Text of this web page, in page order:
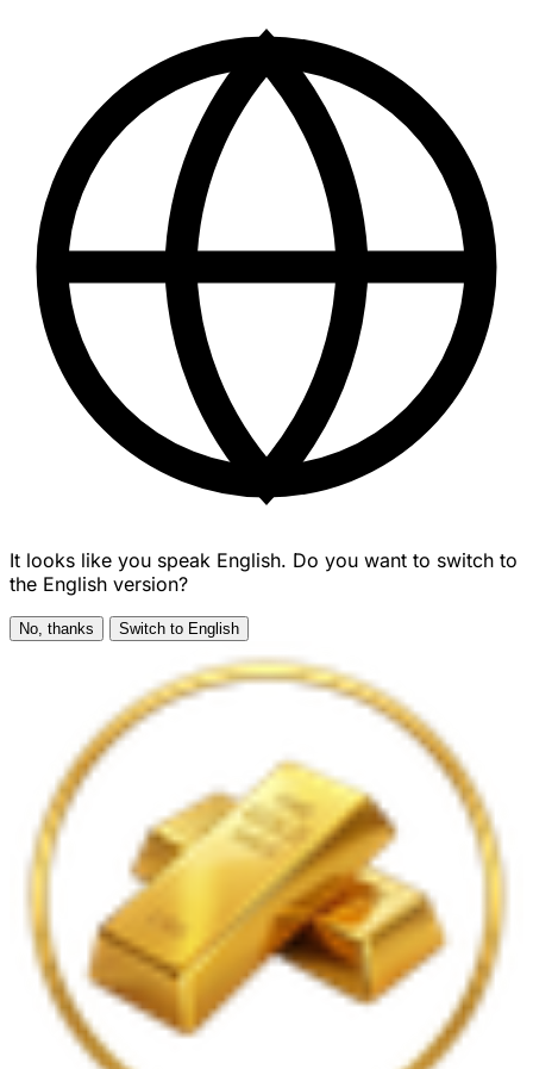
It looks like you speak English. Do you want to switch to
the English version?
No, thanks Switch to English